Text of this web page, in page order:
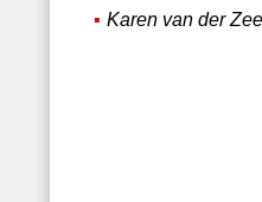
Karen van der